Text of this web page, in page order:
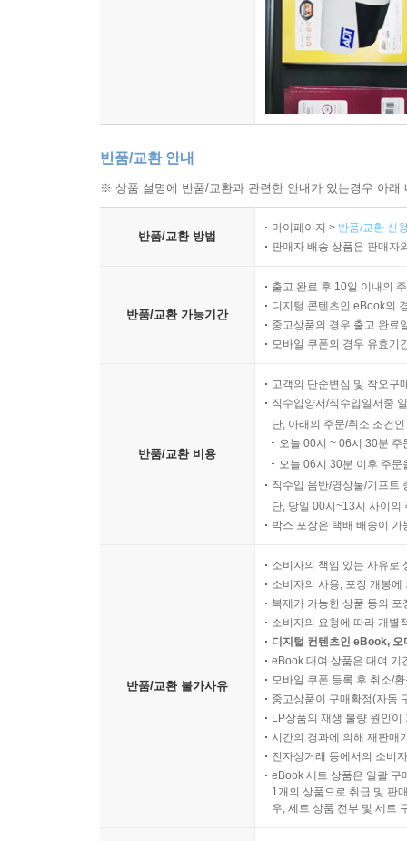
반품/교환 안내
※ 상품 설명에 반품/교환과 관련한 안내가 있는경우 아
반품/교환 방법
마이페이지 > 반품/교환 신
판매자 배송 상품은 판매자
반품/교환 가능기간
출고 완료 후 10일 이내의
디지털 콘텐츠인 eBook의
중고상품의 경우 출고 완료
모바일 쿠폰의 경우 유효기
반품/교환 비용
고객의 단순변심 및 착오구
직수입양서/직수입일서중
단, 아래의 주문/취소 조건
오늘 00시 ~ 06시 30분
오늘 06시 30분 이후 주
직수입 음반/영상물/기프트
단, 당일 00시~13시 사이의
박스 포장은 택배 배송이
반품/교환 불가사유
소비자의 책임 있는 사유로
소비자의 사용, 포장 개봉
복제가 가능한 상품 등의
소비자의 요청에 따라 개별
디지털 컨텐츠인 eBook,
eBook 대여 상품은 대여 기
모바일 쿠폰 등록 후 취소/
중고상품이 구매확정(자동
LP상품의 재생 불량 원인
시간의 경과에 의해 재판매
전자상거래 등에서의 소비
eBook 세트 상품은 일괄 구
1개의 상품으로 취급 및 판
우, 세트 상품 전부 및 세트